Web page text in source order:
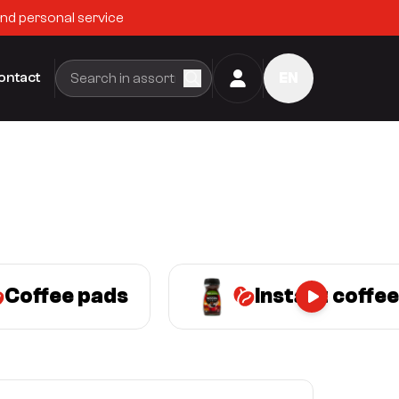
personal service
Coffee pads Instant coffee